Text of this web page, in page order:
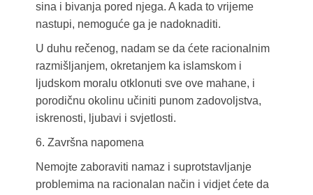
sina i bivanja pored njega. A kada to vrijeme
nastupi, nemoguće ga je nadoknaditi.
U duhu rečenog, nadam se da ćete racionalnim
razmišljanjem, okretanjem ka islamskom i
ljudskom moralu otklonuti sve ove mahane, i
porodičnu okolinu učiniti punom zadovoljstva,
iskrenosti, ljubavi i svjetlosti.
6. Završna napomena
Nemojte zaboraviti namaz i suprotstavljanje
problemima na racionalan način i vidjet ćete da